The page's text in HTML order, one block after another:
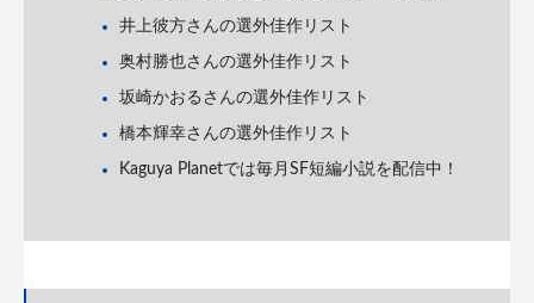
井上彼方さんの選外佳作リスト
奥村勝也さんの選外佳作リスト
坂崎かおるさんの選外佳作リスト
橋本輝幸さんの選外佳作リスト
Kaguya Planetでは毎月SF短編小説を配信中！